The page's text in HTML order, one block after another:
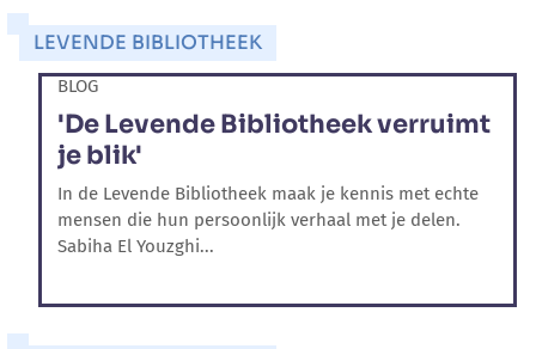
LEVENDE BIBLIOTHEEK
BLOG
'De Levende Bibliotheek verruimt
je blik'
In de Levende Bibliotheek maak je kennis met echte
mensen die hun persoonlijk verhaal met je delen.
Sabiha El Youzghi...